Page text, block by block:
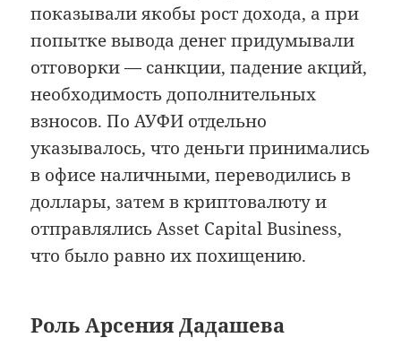
показывали якобы рост дохода, а при
попытке вывода денег придумывали
отговорки — санкции, падение акций,
необходимость дополнительных
взносов. По АУФИ отдельно
указывалось, что деньги принимались
в офисе наличными, переводились в
доллары, затем в криптовалюту и
отправлялись Asset Capital Business,
что было равно их похищению.
Роль Арсения Дадашева